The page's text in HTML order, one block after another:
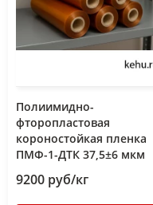
Полиимидно-
фторопластовая
короностойкая пленка
ПМФ-1-ДТК 37,5±6 мкм
9200 руб/кг